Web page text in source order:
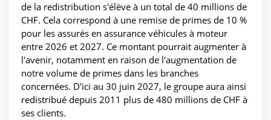
de la redistribution s'élève à un total de 40 millions de
CHF. Cela correspond à une remise de primes de 10 %
pour les assurés en assurance véhicules à moteur
entre 2026 et 2027. Ce montant pourrait augmenter à
l'avenir, notamment en raison de l'augmentation de
notre volume de primes dans les branches
concernées. D'ici au 30 juin 2027, le groupe aura ainsi
redistribué depuis 2011 plus de 480 millions de CHF à
ses clients.